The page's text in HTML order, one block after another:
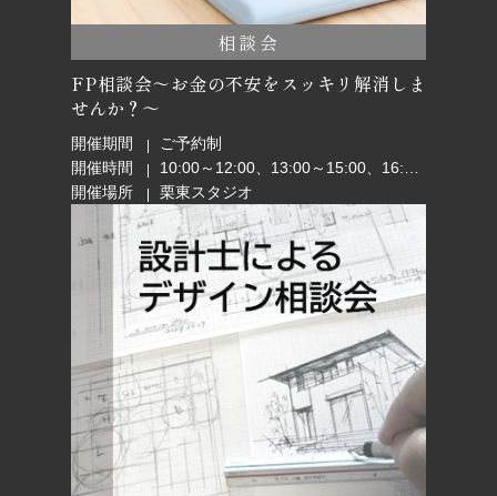
相談会
FP相談会～お金の不安をスッキリ解消しま
せんか？～
開催期間
ご予約制
開催時間
10:00～12:00、13:00～15:00、16:00～18:00
開催場所
栗東スタジオ